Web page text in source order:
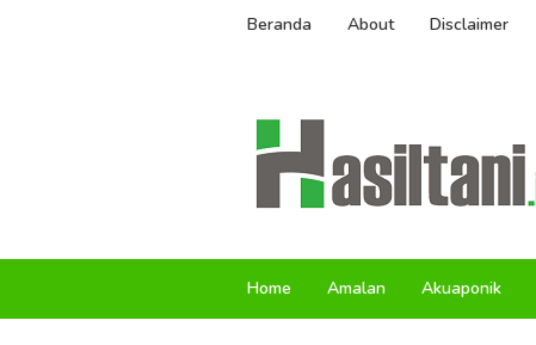
Beranda About Disclaimer
Home Amalan Akuaponik